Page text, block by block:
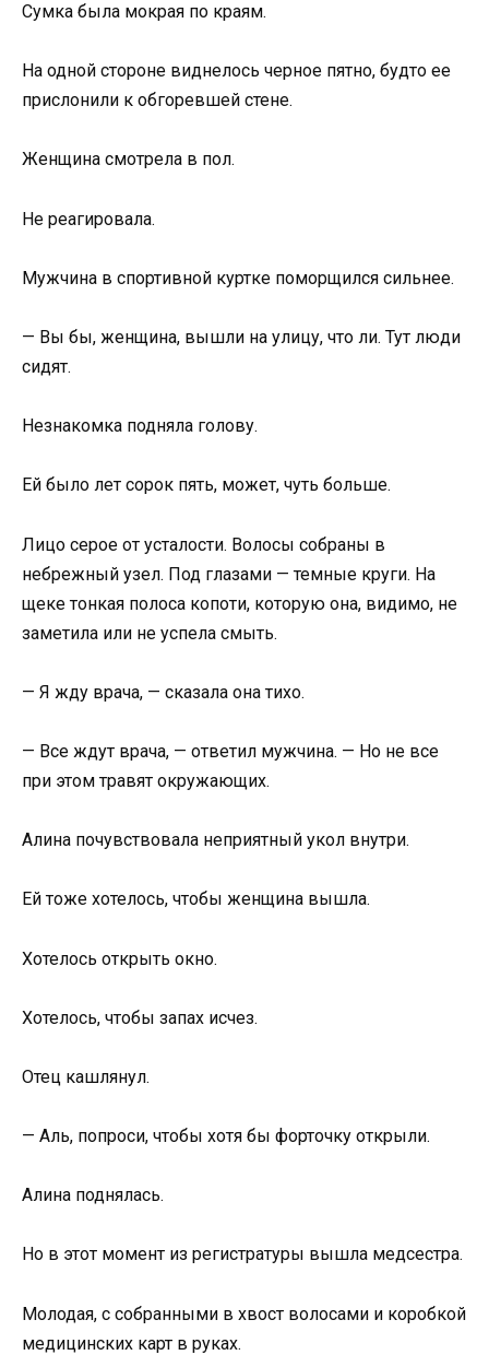
Сумка была мокрая по краям.
На одной стороне виднелось черное пятно, будто ее
прислонили к обгоревшей стене.
Женщина смотрела в пол.
Не реагировала.
Мужчина в спортивной куртке поморщился сильнее.
— Вы бы, женщина, вышли на улицу, что ли. Тут люди
сидят.
Незнакомка подняла голову.
Ей было лет сорок пять, может, чуть больше.
Лицо серое от усталости. Волосы собраны в
небрежный узел. Под глазами — темные круги. На
щеке тонкая полоса копоти, которую она, видимо, не
заметила или не успела смыть.
— Я жду врача, — сказала она тихо.
— Все ждут врача, — ответил мужчина. — Но не все
при этом травят окружающих.
Алина почувствовала неприятный укол внутри.
Ей тоже хотелось, чтобы женщина вышла.
Хотелось открыть окно.
Хотелось, чтобы запах исчез.
Отец кашлянул.
— Аль, попроси, чтобы хотя бы форточку открыли.
Алина поднялась.
Но в этот момент из регистратуры вышла медсестра.
Молодая, с собранными в хвост волосами и коробкой
медицинских карт в руках.